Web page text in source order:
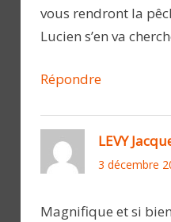
vous rendront la
Lucien s’en va
Répondre
LEVY
3 décembre
Magnifique et si